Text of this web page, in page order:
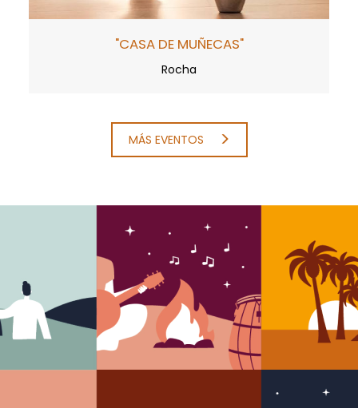
"CASA DE MUÑECAS"
Rocha
MÁS EVENTOS